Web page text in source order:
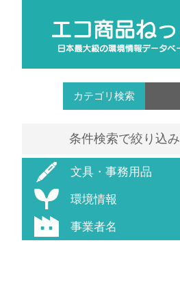
カテゴリ検索
条件検索で絞り込み
文具・事務用品
環境情報
事業者名